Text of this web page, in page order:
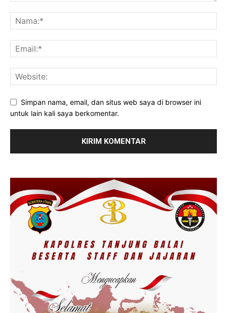
Simpan nama, email, dan situs web saya di browser ini
untuk lain kali saya berkomentar.